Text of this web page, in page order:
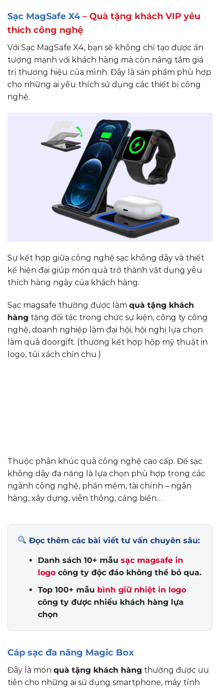
Sạc MagSafe X4– Quà tặng khách VIP yêu
thích công nghệ
Với Sạc MagSafe X4, bạn sẽ không chỉ tạo được ấn
tượng mạnh với khách hàng mà còn nâng tầm giá
trị thương hiệu của mình. Đây là sản phẩm phù hợp
cho những ai yêu thích sử dụng các thiết bị công
nghệ.
Sự kết hợp giữa công nghệ sạc không dây và thiết
kế hiện đại giúp món quà trở thành vật dụng yêu
thích hàng ngày của khách hàng.
Sạc magsafe thường được làm quà tặng khách
hàng tặng đối tác trong chức sự kiện, công ty công
nghệ, doanh nghiệp làm đại hội, hội nghị lựa chọn
làm quà doorgift. (thường kết hợp hộp mỹ thuật in
logo, túi xách chỉn chu.)
Thuộc phân khúc quà công nghệ cao cấp. Đế sạc
không dây đa năng là lựa chọn phù hợp trong các
ngành công nghệ, phần mềm, tài chính – ngân
hàng, xây dựng, viễn thông, cảng biển…
Đọc thêm các bài viết tư vấn chuyên sâu:
Danh sách 10+ mẫu sạc magsafe in
logocông ty độc đáo không thể bỏ qua.
Top 100+ mẫu bình giữ nhiệt in logo
công ty được nhiều khách hàng lựa
chọn
Cáp sạc đa năng Magic Box
Đây là món quà tặng khách hàng thường được ưu
tiên cho những ai sử dụng smartphone, máy tính